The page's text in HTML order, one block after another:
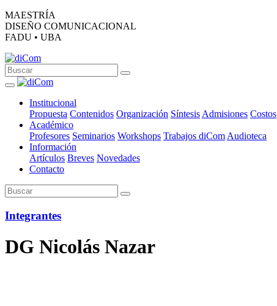
MAESTRÍA
DISEÑO COMUNICACIONAL
FADU • UBA
Institucional
Propuesta Contenidos Organización Síntesis Admisiones Costos
Académico
Profesores Seminarios Workshops Trabajos diCom Audioteca
Información
Artículos Breves Novedades
Contacto
Integrantes
DG Nicolás Nazar